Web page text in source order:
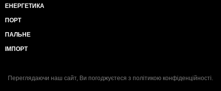
ЕНЕРГЕТИКА
ПОРТ
ПАЛЬНЕ
ІМПОРТ
Переглядаючи наш сайт, Ви погоджуєтеся з політикою конфіденційності.